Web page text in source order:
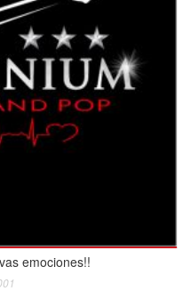
emociones!!